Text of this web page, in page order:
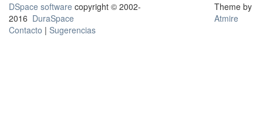
DSpace software copyright © 2002-
2016 DuraSpace
Contacto | Sugerencias
Theme by
Atmire